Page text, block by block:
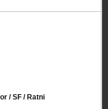
/ SF / Ratni